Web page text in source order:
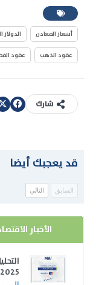
أسعار المعادن الدولار
عقود الذهب عقود
شارك
قد يعجبك أيضا
السابق التالي
الأخبار
2025